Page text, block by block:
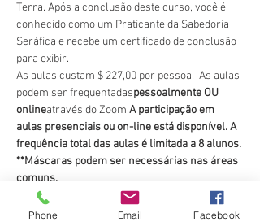
Terra. Após a conclusão deste curso, você é
conhecido como um Praticante da Sabedoria
Seráfica e recebe um certificado de conclusão
para exibir.
As aulas custam $ 227,00 por pessoa.  As aulas
podem ser frequentadaspessoalmente OU
onlineatravés do Zoom.A participação em
aulas presenciais ou on-line está disponível. A
frequência total das aulas é limitada a 8 alunos.
**Máscaras podem ser necessárias nas áreas
comuns.
Pague aqui usando este site ao se registrar
(Quadrado).
Phone Email Facebook